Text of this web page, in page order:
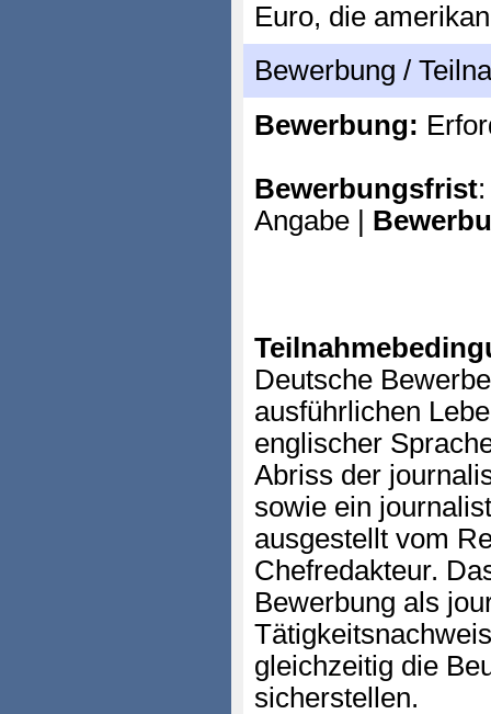
Euro, die
Bewerbung /
Bewerbung:
Bewerbungsfrist
Angabe |
Deutsche
ausführlichen
englischer
Abriss der
sowie ein
ausgestellt vom
Chefredakteur.
Bewerbung als
gleichzeitig die
sicherstellen.